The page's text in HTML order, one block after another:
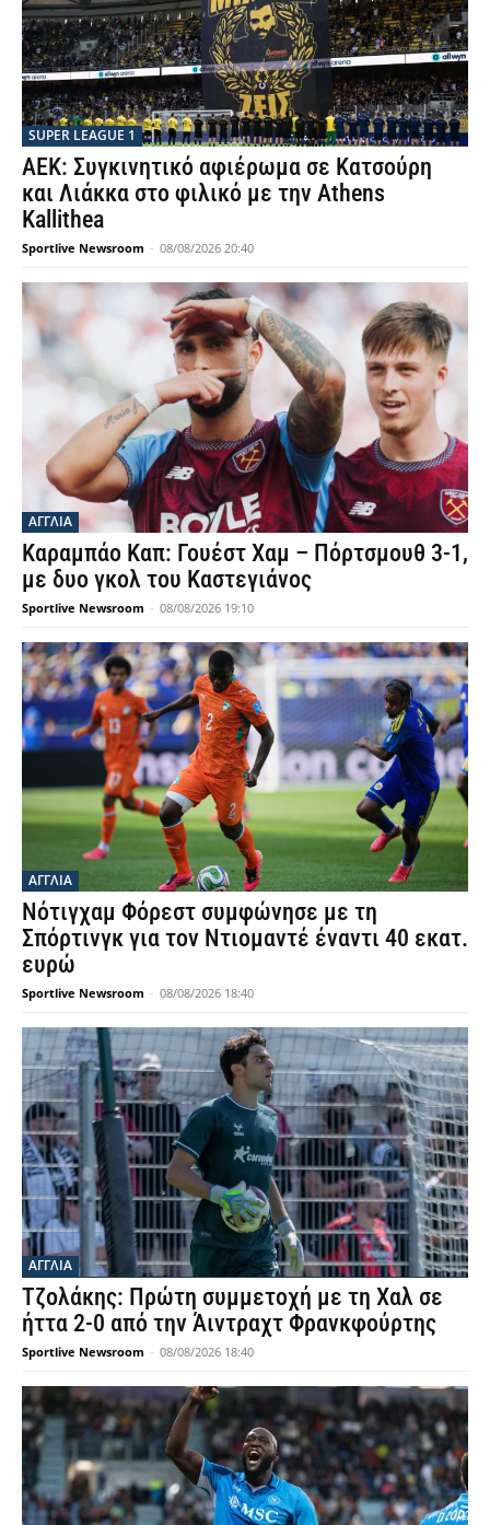
SUPER LEAGUE 1
ΑΕΚ: Συγκινητικό αφιέρωμα σε Κατσούρη
και Λιάκκα στο φιλικό με την Athens
Kallithea
Sportlive Newsroom - 08/08/2026 20:40
ΑΓΓΛΙΑ
Καραμπάο Καπ: Γουέστ Χαμ – Πόρτσμουθ 3-1,
με δυο γκολ του Καστεγιάνος
Sportlive Newsroom - 08/08/2026 19:10
ΑΓΓΛΙΑ
Νότιγχαμ Φόρεστ συμφώνησε με τη
Σπόρτινγκ για τον Ντιομαντέ έναντι 40 εκατ.
ευρώ
Sportlive Newsroom - 08/08/2026 18:40
ΑΓΓΛΙΑ
Τζολάκης: Πρώτη συμμετοχή με τη Χαλ σε
ήττα 2-0 από την Άιντραχτ Φρανκφούρτης
Sportlive Newsroom - 08/08/2026 18:40